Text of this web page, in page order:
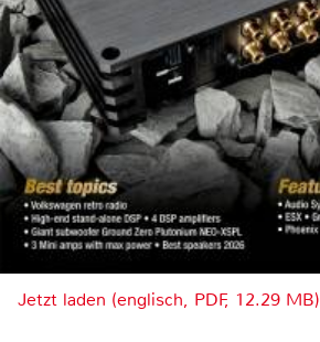
Jetzt laden (englisch, PDF, 12.29 MB)